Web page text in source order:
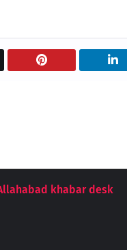
khabar desk